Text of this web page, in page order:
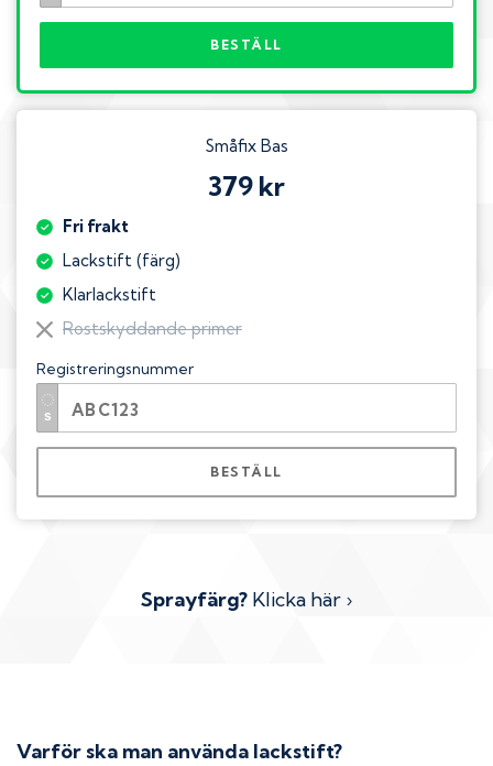
BESTÄLL
Småfix Bas
379 kr
Fri frakt
Lackstift (färg)
Klarlackstift
Rostskyddande primer
Registreringsnummer
BESTÄLL
Sprayfärg? Klicka här ›
Varför ska man använda lackstift?